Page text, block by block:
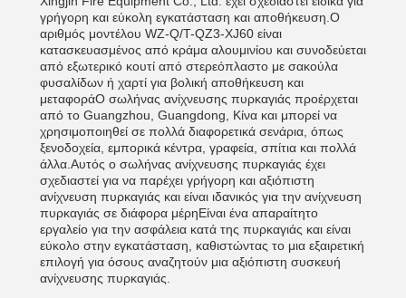
γρήγορη και εύκολη εγκατάσταση και αποθήκευση.Ο
αριθμός μοντέλου WZ-Q/T-QZ3-XJ60 είναι
κατασκευασμένος από κράμα αλουμινίου και συνοδεύεται
από εξωτερικό κουτί από στερεόπλαστο με σακούλα
φυσαλίδων ή χαρτί για βολική αποθήκευση και
μεταφοράΟ σωλήνας ανίχνευσης πυρκαγιάς προέρχεται
από το Guangzhou, Guangdong, Κίνα και μπορεί να
χρησιμοποιηθεί σε πολλά διαφορετικά σενάρια, όπως
ξενοδοχεία, εμπορικά κέντρα, γραφεία, σπίτια και πολλά
άλλα.Αυτός ο σωλήνας ανίχνευσης πυρκαγιάς έχει
σχεδιαστεί για να παρέχει γρήγορη και αξιόπιστη
ανίχνευση πυρκαγιάς και είναι ιδανικός για την ανίχνευση
πυρκαγιάς σε διάφορα μέρηΕίναι ένα απαραίτητο
εργαλείο για την ασφάλεια κατά της πυρκαγιάς και είναι
εύκολο στην εγκατάσταση, καθιστώντας το μια εξαιρετική
επιλογή για όσους αναζητούν μια αξιόπιστη συσκευή
ανίχνευσης πυρκαγιάς.